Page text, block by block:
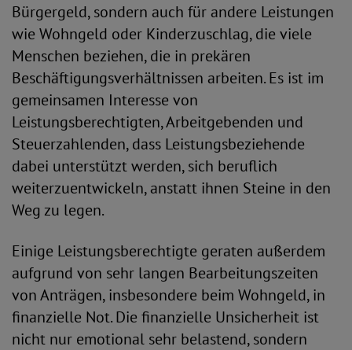
Bürgergeld, sondern auch für andere Leistungen
wie Wohngeld oder Kinderzuschlag, die viele
Menschen beziehen, die in prekären
Beschäftigungsverhältnissen arbeiten. Es ist im
gemeinsamen Interesse von
Leistungsberechtigten, Arbeitgebenden und
Steuerzahlenden, dass Leistungsbeziehende
dabei unterstützt werden, sich beruflich
weiterzuentwickeln, anstatt ihnen Steine in den
Weg zu legen.
Einige Leistungsberechtigte geraten außerdem
aufgrund von sehr langen Bearbeitungszeiten
von Anträgen, insbesondere beim Wohngeld, in
finanzielle Not. Die finanzielle Unsicherheit ist
nicht nur emotional sehr belastend, sondern